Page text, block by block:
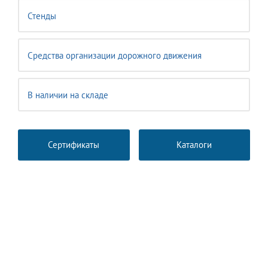
Стенды
Средства организации дорожного движения
В наличии на складе
Сертификаты Каталоги